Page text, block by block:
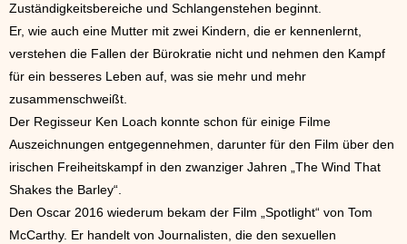
Zuständigkeitsbereiche und Schlangenstehen beginnt.
Er, wie auch eine Mutter mit zwei Kindern, die er kennenlernt,
verstehen die Fallen der Bürokratie nicht und nehmen den Kampf
für ein besseres Leben auf, was sie mehr und mehr
zusammenschweißt.
Der Regisseur Ken Loach konnte schon für einige Filme
Auszeichnungen entgegennehmen, darunter für den Film über den
irischen Freiheitskampf in den zwanziger Jahren „The Wind That
Shakes the Barley“.
Den Oscar 2016 wiederum bekam der Film „Spotlight“ von Tom
McCarthy. Er handelt von Journalisten, die den sexuellen